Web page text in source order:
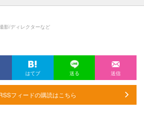
影/ディレクターなど
はてブ 送る 送信
フィードの購読はこちら